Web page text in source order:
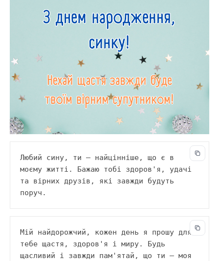
Любий сину, ти — найцінніше, що є в
моєму житті. Бажаю тобі здоров'я, удачі
та вірних друзів, які завжди будуть
поруч.
Мій найдорожчий, кожен день я прошу для
тебе щастя, здоров'я і миру. Будь
щасливий і завжди пам'ятай, що ти — моя